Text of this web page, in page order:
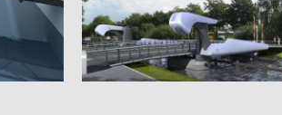
Piushavenbrug